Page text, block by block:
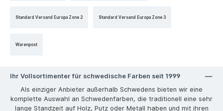
Standard Versand Europa Zone 2 Standard Versand Europa Zone 3
Warenpost
Ihr Vollsortimenter für schwedische Farben seit 1999
Als einziger Anbieter außerhalb Schwedens bieten wir eine
komplette Auswahl an Schwedenfarben, die traditionell eine sehr
lange Standzeit auf Holz, Putz oder Metall haben und mit ihren